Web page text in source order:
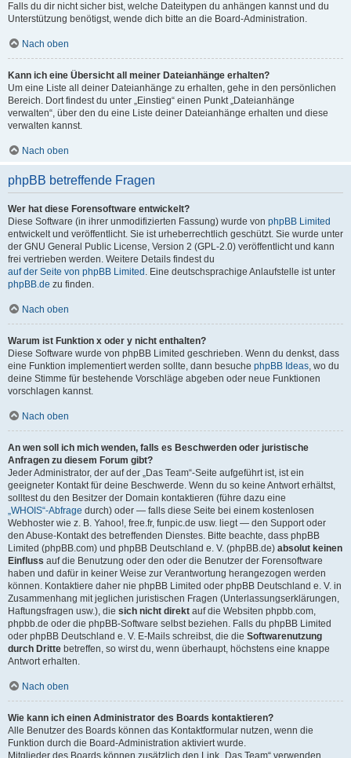
Falls du dir nicht sicher bist, welche Dateitypen du anhängen kannst und du
Unterstützung benötigst, wende dich bitte an die Board-Administration.
Nach oben
Kann ich eine Übersicht all meiner Dateianhänge erhalten?
Um eine Liste all deiner Dateianhänge zu erhalten, gehe in den persönlichen
Bereich. Dort findest du unter „Einstieg“ einen Punkt „Dateianhänge
verwalten“, über den du eine Liste deiner Dateianhänge erhalten und diese
verwalten kannst.
Nach oben
phpBB betreffende Fragen
Wer hat diese Forensoftware entwickelt?
Diese Software (in ihrer unmodifizierten Fassung) wurde von phpBB Limited
entwickelt und veröffentlicht. Sie ist urheberrechtlich geschützt. Sie wurde unter
der GNU General Public License, Version 2 (GPL-2.0) veröffentlicht und kann
frei vertrieben werden. Weitere Details findest du
auf der Seite von phpBB Limited . Eine deutschsprachige Anlaufstelle ist unter
phpBB.de zu finden.
Nach oben
Warum ist Funktion x oder y nicht enthalten?
Diese Software wurde von phpBB Limited geschrieben. Wenn du denkst, dass
eine Funktion implementiert werden sollte, dann besuche phpBB Ideas, wo du
deine Stimme für bestehende Vorschläge abgeben oder neue Funktionen
vorschlagen kannst.
Nach oben
An wen soll ich mich wenden, falls es Beschwerden oder juristische
Anfragen zu diesem Forum gibt?
Jeder Administrator, der auf der „Das Team“-Seite aufgeführt ist, ist ein
geeigneter Kontakt für deine Beschwerde. Wenn du so keine Antwort erhältst,
solltest du den Besitzer der Domain kontaktieren (führe dazu eine
„WHOIS“-Abfrage durch) oder — falls diese Seite bei einem kostenlosen
Webhoster wie z. B. Yahoo!, free.fr, funpic.de usw. liegt — den Support oder
den Abuse-Kontakt des betreffenden Dienstes. Bitte beachte, dass phpBB
Limited (phpBB.com) und phpBB Deutschland e. V. (phpBB.de) absolut keinen
Einfluss auf die Benutzung oder den oder die Benutzer der Forensoftware
haben und dafür in keiner Weise zur Verantwortung herangezogen werden
können. Kontaktiere daher nie phpBB Limited oder phpBB Deutschland e. V. in
Zusammenhang mit jeglichen juristischen Fragen (Unterlassungserklärungen,
Haftungsfragen usw.), die sich nicht direkt auf die Websiten phpbb.com,
phpbb.de oder die phpBB-Software selbst beziehen. Falls du phpBB Limited
oder phpBB Deutschland e. V. E-Mails schreibst, die die Softwarenutzung
durch Dritte betreffen, so wirst du, wenn überhaupt, höchstens eine knappe
Antwort erhalten.
Nach oben
Wie kann ich einen Administrator des Boards kontaktieren?
Alle Benutzer des Boards können das Kontaktformular nutzen, wenn die
Funktion durch die Board-Administration aktiviert wurde.
Mitglieder des Boards können zusätzlich den Link „Das Team“ verwenden.